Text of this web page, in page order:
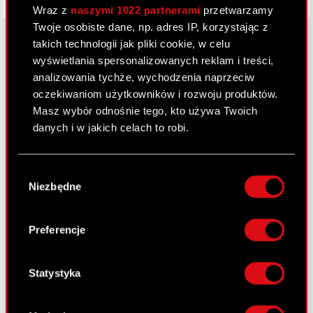
Wraz z naszymi 1022 partnerami przetwarzamy
Twoje osobiste dane, np. adres IP, korzystając z
takich technologii jak pliki cookie, w celu
wyświetlania spersonalizowanych reklam i treści,
analizowania tychże, wychodzenia naprzeciw
oczekiwaniom użytkowników i rozwoju produktów.
Masz wybór odnośnie tego, kto używa Twoich
danych i w jakich celach to robi.
Gromadzić dane dotyczące Twojej
lokalizacji geograficznej z dokładnością nawet
Identyfikować Twoje urządzenie, aktywnie
analizując charakteryzującego je zbiory
palca)
osobiste dane są przetwarzane oraz ustaw własne
zgody
Niezbędne
Preferencje
Statystyka
O CD PROJEKT
Grupa Kapitałowa
Nasz biznes
Inwestorzy
Zrównoważony rozwój
Kariera